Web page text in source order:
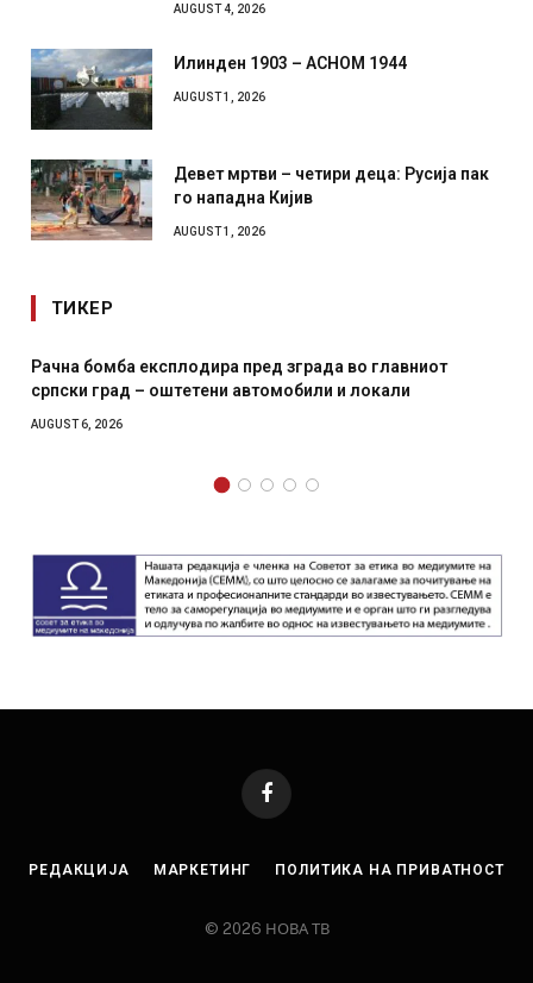
AUGUST 4, 2026
Илинден 1903 – АСНОМ 1944
AUGUST 1, 2026
Девет мртви – четири деца: Русија пак
го нападна Кијив
AUGUST 1, 2026
ТИКЕР
И Данска се милитарилизира – воведува нова 11-
месечна воена
AUGUST 4, 2026
Facebook
РЕДАКЦИЈА МАРКЕТИНГ ПОЛИТИКА НА ПРИВАТНОСТ
© 2026 НОВА ТВ